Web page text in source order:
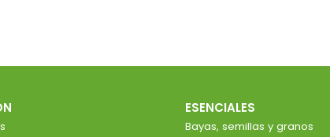
ESENCIALES
Bayas, semillas y granos